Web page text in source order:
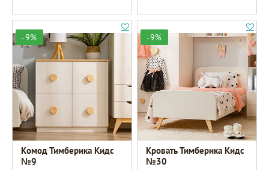
-9%
Комод Тимберика Кидс
№9
-9%
Кровать Тимберика Кидс
№30